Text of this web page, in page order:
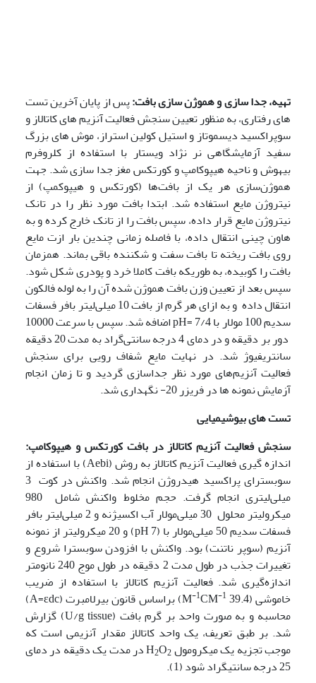
تهیه، جدا سازی و هموژن سازی بافت:پس از پایان آخرین تست
های رفتاری، به منظور تعیین سنجش فعالیت آنزیم های کاتالاز و
سوپراکسید دیسموتاز و استیل کولین استراز، موش های بزرگ
سفید آزمایشگاهی نر نژاد ویستار با استفاده از کلروفرم
بیهوش و ناحیه هیپوکامپ و کورتکس مغز جدا سازی شد. جهت
هموژن‌سازی هر یک از بافت‌ها (کورتکس و هیپوکمپ) از
نیتروژن مایع استفاده شد. ابتدا بافت مورد نظر را در تانک
نیتروژن مایع قرار داده، سپس بافت را از تانک خارج کرده و به
هاون چینی انتقال داده، با فاصله زمانی چندین بار ازت مایع
روی بافت ریخته تا بافت سفت و شکننده باقی بماند. همزمان
بافت را کوبیده، به طوریکه بافت کاملا خرد و پودری شکل شود.
سپس بعد از تعیین وزن بافت هموژن شده آن را به لوله فالکون
انتقال داده و به ازای هر گرم از بافت 10 میلی‌لیتر بافر فسفات
سدیم 100 مولار با pH= 7/4 اضافه شد. سپس با سرعت 10000
دور بر دقیقه و در دمای 4 درجه سانتی‌گراد به مدت 20 دقیقه
سانتریفیوژ شد. در نهایت مایع شفاف رویی برای سنجش
فعالیت آنزیم‌های مورد نظر جدا‌سازی گردید و تا زمان انجام
آزمایش نمونه ها در فریزر 20- نگهداری شد.
تست های بیوشیمیایی
سنجش فعالیت آنزیم کاتالاز در بافت کورتکس و هیپوکامپ:
اندازه گیری فعالیت آنزیم کاتالاز به روش (Aebi) با استفاده از
سوبسترای پراکسید هیدروژن انجام شد. واکنش در کوت 3
میلی‌لیتری انجام گرفت. حجم مخلوط واکنش شامل 980
میکرولیتر محلول 30 میلی‌مولار آب اکسیژنه و 2 میلی‌لیتر بافر
فسفات سدیم 50 میلی‌مولار با (pH 7) و 20 میکرولیتر از نمونه
آنزیم (سوپر ناتنت) بود. واکنش با افزودن سوبسترا شروع و
تغییرات جذب در طول مدت 2 دقیقه در طول موج 240 نانومتر
اندازه‌گیری شد. فعالیت آنزیم کاتالاز با استفاده از ضریب
خاموشی (39.4 M
-1CM-1
) براساس قانون بیرلامبرت (A=ɛdc)
محاسبه و به صورت واحد بر گرم بافت (U/g tissue) گزارش
شد. بر طبق تعریف، یک واحد کاتالاز مقدار آنزیمی است که
موجب تجزیه یک میکرومول H
2O2
در مدت یک دقیقه در دمای
25 درجه سانتی‎گراد شود (1).